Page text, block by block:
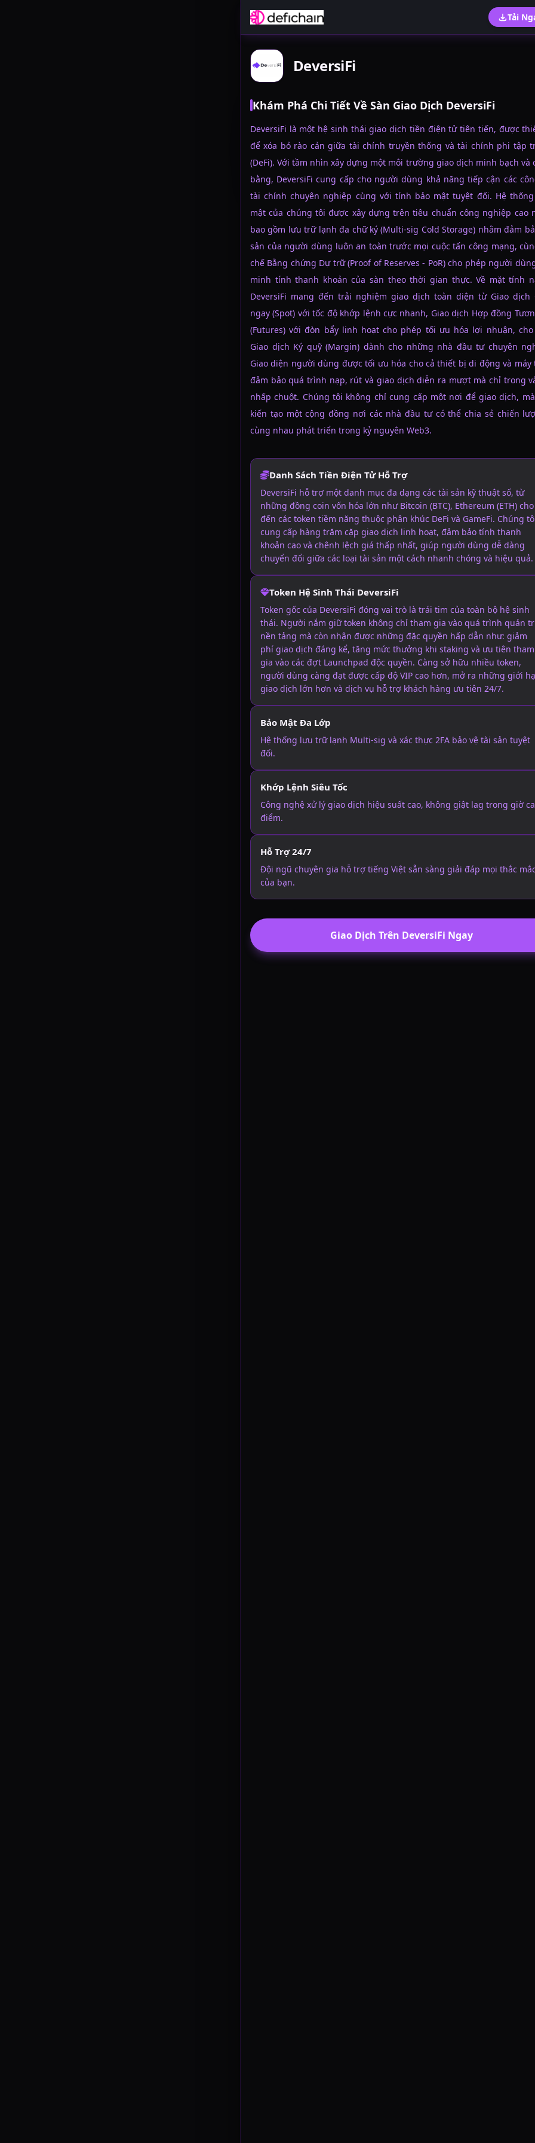
Tải
DeversiFi
Khám Phá Chi Tiết Về Sàn Giao Dịch DeversiFi
DeversiFi là một hệ sinh thái giao dịch tiền điện tử tiên tiến, được
để xóa bỏ rào cản giữa tài chính truyền thống và tài chính phi tập
(DeFi). Với tầm nhìn xây dựng một môi trường giao dịch minh bạch và
bằng, DeversiFi cung cấp cho người dùng khả năng tiếp cận các
tài chính chuyên nghiệp cùng với tính bảo mật tuyệt đối. Hệ
mật của chúng tôi được xây dựng trên tiêu chuẩn công nghiệp cao
bao gồm lưu trữ lạnh đa chữ ký (Multi-sig Cold Storage) nhằm đảm
sản của người dùng luôn an toàn trước mọi cuộc tấn công mạng,
chế Bằng chứng Dự trữ (Proof of Reserves - PoR) cho phép người
minh tính thanh khoản của sàn theo thời gian thực. Về mặt tính
DeversiFi mang đến trải nghiệm giao dịch toàn diện từ Giao dịch
ngay (Spot) với tốc độ khớp lệnh cực nhanh, Giao dịch Hợp đồng
(Futures) với đòn bẩy linh hoạt cho phép tối ưu hóa lợi nhuận,
Giao dịch Ký quỹ (Margin) dành cho những nhà đầu tư chuyên
Giao diện người dùng được tối ưu hóa cho cả thiết bị di động và máy
đảm bảo quá trình nạp, rút và giao dịch diễn ra mượt mà chỉ trong
nhấp chuột. Chúng tôi không chỉ cung cấp một nơi để giao dịch,
kiến tạo một cộng đồng nơi các nhà đầu tư có thể chia sẻ chiến
cùng nhau phát triển trong kỷ nguyên Web3.
Danh Sách Tiền Điện Tử Hỗ Trợ
DeversiFi hỗ trợ một danh mục đa dạng các tài sản kỹ thuật số, từ
những đồng coin vốn hóa lớn như Bitcoin (BTC), Ethereum (ETH) cho
đến các token tiềm năng thuộc phân khúc DeFi và GameFi. Chúng
cung cấp hàng trăm cặp giao dịch linh hoạt, đảm bảo tính thanh
khoản cao và chênh lệch giá thấp nhất, giúp người dùng dễ dàng
chuyển đổi giữa các loại tài sản một cách nhanh chóng và hiệu quả.
Token Hệ Sinh Thái DeversiFi
Token gốc của DeversiFi đóng vai trò là trái tim của toàn bộ hệ sinh
thái. Người nắm giữ token không chỉ tham gia vào quá trình quản
nền tảng mà còn nhận được những đặc quyền hấp dẫn như: giảm
phí giao dịch đáng kể, tăng mức thưởng khi staking và ưu tiên tham
gia vào các đợt Launchpad độc quyền. Càng sở hữu nhiều token,
người dùng càng đạt được cấp độ VIP cao hơn, mở ra những giới
giao dịch lớn hơn và dịch vụ hỗ trợ khách hàng ưu tiên 24/7.
Bảo Mật Đa Lớp
Hệ thống lưu trữ lạnh Multi-sig và xác thực 2FA bảo vệ tài sản tuyệt
đối.
Khớp Lệnh Siêu Tốc
Công nghệ xử lý giao dịch hiệu suất cao, không giật lag trong giờ
điểm.
Hỗ Trợ 24/7
Đội ngũ chuyên gia hỗ trợ tiếng Việt sẵn sàng giải đáp mọi thắc
của bạn.
Giao Dịch Trên DeversiFi Ngay